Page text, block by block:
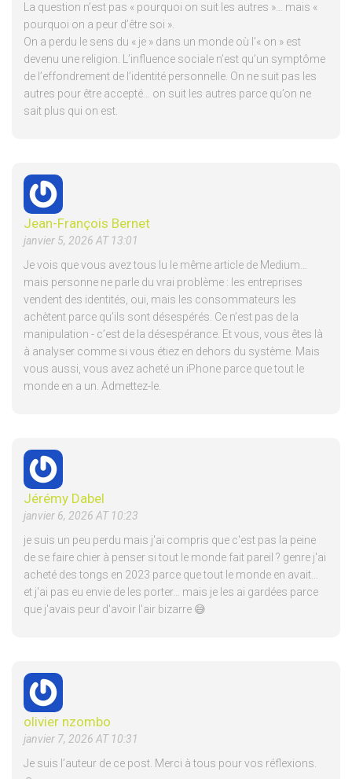
La question n’est pas « pourquoi on suit les autres »… mais «
pourquoi on a peur d’être soi ».
On a perdu le sens du « je » dans un monde où l’« on » est
devenu une religion. L’influence sociale n’est qu’un symptôme
de l’effondrement de l’identité personnelle. On ne suit pas les
autres pour être accepté… on suit les autres parce qu’on ne
sait plus qui on est.
Jean-François Bernet
janvier 5, 2026 AT 13:01
Je vois que vous avez tous lu le même article de Medium…
mais personne ne parle du vrai problème : les entreprises
vendent des identités, oui, mais les consommateurs les
achètent parce qu’ils sont désespérés. Ce n’est pas de la
manipulation - c’est de la désespérance. Et vous, vous êtes là
à analyser comme si vous étiez en dehors du système. Mais
vous aussi, vous avez acheté un iPhone parce que tout le
monde en a un. Admettez-le.
Jérémy Dabel
janvier 6, 2026 AT 10:23
je suis un peu perdu mais j'ai compris que c'est pas la peine
de se faire chier à penser si tout le monde fait pareil ? genre j'ai
acheté des tongs en 2023 parce que tout le monde en avait…
et j'ai pas eu envie de les porter… mais je les ai gardées parce
que j'avais peur d'avoir l'air bizarre 😅
olivier nzombo
janvier 7, 2026 AT 10:31
Je suis l’auteur de ce post. Merci à tous pour vos réflexions.